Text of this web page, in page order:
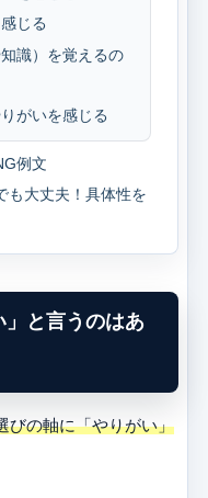
じる
識）を覚えるの
がいを感じる
例文
も大丈夫！具体性を
と言うのはあ
びの軸に「やりがい」